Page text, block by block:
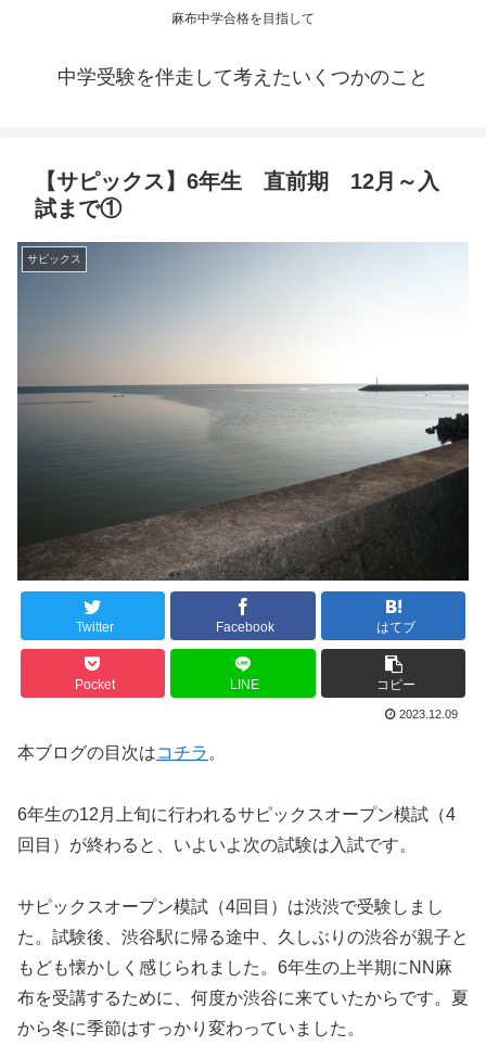
麻布中学合格を目指して
中学受験を伴走して考えたいくつかのこと
【サピックス】6年生 直前期 12月～入
試まで①
サピックス
Twitter Facebook はてブ
Pocket LINE コピー
2023.12.09
本ブログの目次はコチラ 。
6年生の12月上旬に行われるサピックスオープン模試（4
回目）が終わると、いよいよ次の試験は入試です。
サピックスオープン模試（4回目）は渋渋で受験しまし
た。試験後、渋谷駅に帰る途中、久しぶりの渋谷が親子と
もども懐かしく感じられました。6年生の上半期にNN麻
布を受講するために、何度か渋谷に来ていたからです。夏
から冬に季節はすっかり変わっていました。